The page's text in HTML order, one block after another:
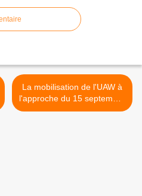
La mobilisation de l'UAW à
l'approche du 15 septembre
>